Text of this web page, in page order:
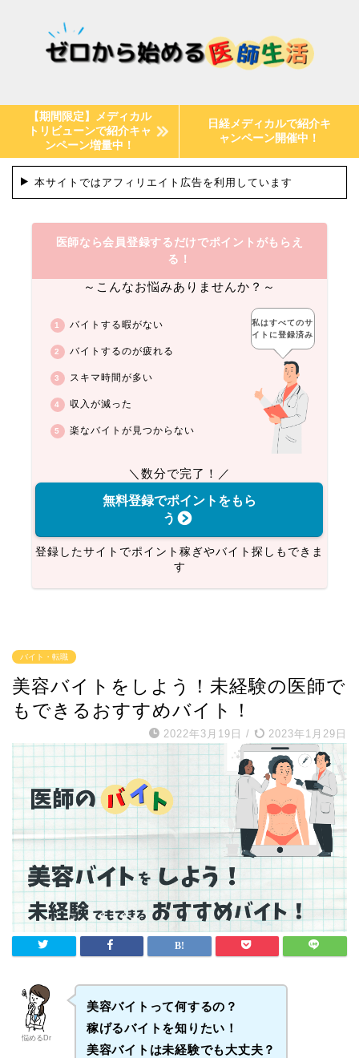
【期間限定】メディカル
トリビューンで紹介キャ
ンペーン増量中！
日経メディカルで紹介キ
ャンペーン開催中！
本サイトではアフィリエイト広告を利用しています
医師なら会員登録するだけでポイントがもらえ
る！
～こんなお悩みありませんか？～
バイトする暇がない
バイトするのが疲れる
スキマ時間が多い
収入が減った
楽なバイトが見つからない
私はすべてのサ
イトに登録済み
＼数分で完了！／
無料登録でポイントをもら
う
登録したサイトでポイント稼ぎやバイト探しもできま
す
バイト・転職
美容バイトをしよう！未経験の医師で
もできるおすすめバイト！
2022年3月19日 / 2023年1月29日
悩めるDr
美容バイトって何するの？
稼げるバイトを知りたい！
美容バイトは未経験でも大丈夫？